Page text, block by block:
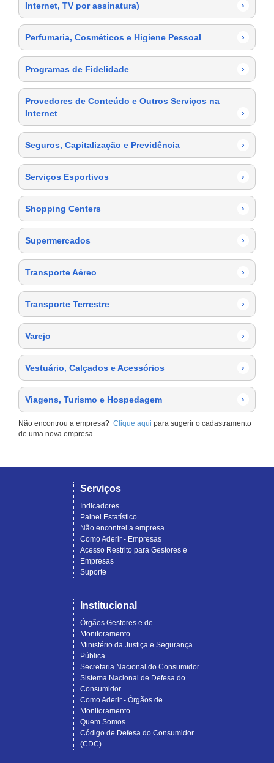
Internet, TV por assinatura)
›
Perfumaria, Cosméticos e Higiene Pessoal ›
Programas de Fidelidade ›
Provedores de Conteúdo e Outros Serviços na
Internet
›
Seguros, Capitalização e Previdência ›
Serviços Esportivos ›
Shopping Centers ›
Supermercados ›
Transporte Aéreo ›
Transporte Terrestre ›
Varejo ›
Vestuário, Calçados e Acessórios ›
Viagens, Turismo e Hospedagem ›
Não encontrou a empresa? Clique aqui para sugerir o cadastramento
de uma nova empresa
Serviços
Indicadores
Painel Estatístico
Não encontrei a empresa
Como Aderir - Empresas
Acesso Restrito para Gestores e
Empresas
Suporte
Institucional
Órgãos Gestores e de
Monitoramento
Ministério da Justiça e Segurança
Pública
Secretaria Nacional do Consumidor
Sistema Nacional de Defesa do
Consumidor
Como Aderir - Órgãos de
Monitoramento
Quem Somos
Código de Defesa do Consumidor
(CDC)